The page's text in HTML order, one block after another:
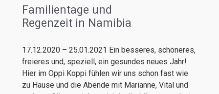
Familientage und
Regenzeit in Namibia
17.12.2020 – 25.01.2021 Ein besseres, schöneres,
freieres und, speziell, ein gesundes neues Jahr!
Hier im Oppi Koppi fühlen wir uns schon fast wie
zu Hause und die Abende mit Marianne, Vital und